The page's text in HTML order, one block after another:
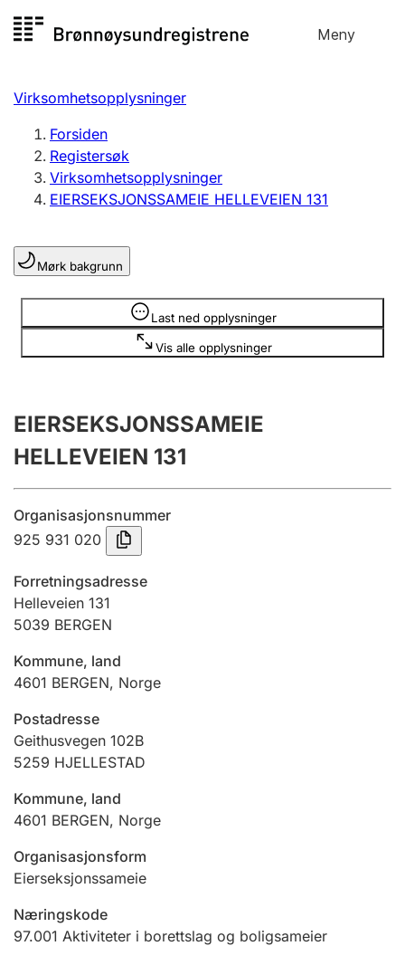
til
Meny
Registersøk
Aksjeselskap
Enkeltpersonforetak
Registrere, endre, slette
Lag og forening
Registrere, endre, slette
Årsregnskap
Innsending og forsinkelsesgebyr
Tinglysing
Jeger
Betaling og jegeravgiftskort
Ektepaktveileder
Offentlig sektor
Andre tema
Virksomhetsopplysninger
Forsiden
Registersøk
Virksomhetsopplysninger
EIERSEKSJONSSAMEIE HELLEVEIEN 131
Mørk bakgrunn
Last ned opplysninger
Vis alle opplysninger
Opplysninger er skjult
EIERSEKSJONSSAMEIE
HELLEVEIEN 131
Organisasjonsnummer
925 931 020
Forretningsadresse
Helleveien 131
5039 BERGEN
Kommune, land
4601 BERGEN, Norge
Postadresse
Geithusvegen 102B
5259 HJELLESTAD
Kommune, land
4601 BERGEN, Norge
Organisasjonsform
Eierseksjonssameie
Næringskode
97.001 Aktiviteter i borettslag og boligsameier